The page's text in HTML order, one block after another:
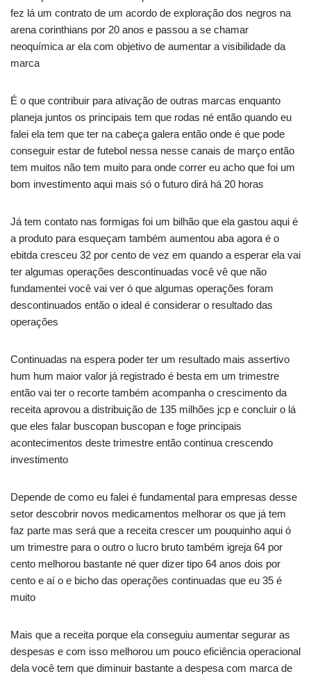
fez lá um contrato de um acordo de exploração dos negros na
arena corinthians por 20 anos e passou a se chamar
neoquímica ar ela com objetivo de aumentar a visibilidade da
marca
É o que contribuir para ativação de outras marcas enquanto
planeja juntos os principais tem que rodas né então quando eu
falei ela tem que ter na cabeça galera então onde é que pode
conseguir estar de futebol nessa nesse canais de março então
tem muitos não tem muito para onde correr eu acho que foi um
bom investimento aqui mais só o futuro dirá há 20 horas
Já tem contato nas formigas foi um bilhão que ela gastou aqui é
a produto para esqueçam também aumentou aba agora é o
ebitda cresceu 32 por cento de vez em quando a esperar ela vai
ter algumas operações descontinuadas você vê que não
fundamentei você vai ver ó que algumas operações foram
descontinuados então o ideal é considerar o resultado das
operações
Continuadas na espera poder ter um resultado mais assertivo
hum hum maior valor já registrado é besta em um trimestre
então vai ter o recorte também acompanha o crescimento da
receita aprovou a distribuição de 135 milhões jcp e concluir o lá
que eles falar buscopan buscopan e foge principais
acontecimentos deste trimestre então continua crescendo
investimento
Depende de como eu falei é fundamental para empresas desse
setor descobrir novos medicamentos melhorar os que já tem
faz parte mas será que a receita crescer um pouquinho aqui ó
um trimestre para o outro o lucro bruto também igreja 64 por
cento melhorou bastante né quer dizer tipo 64 anos dois por
cento e aí o e bicho das operações continuadas que eu 35 é
muito
Mais que a receita porque ela conseguiu aumentar segurar as
despesas e com isso melhorou um pouco eficiência operacional
dela você tem que diminuir bastante a despesa com marca de